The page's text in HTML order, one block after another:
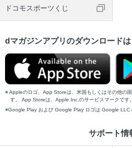
ドコモスポーツくじ
dマガジンアプリのダウンロードは
Appleのロゴ、App Storeは、米国もしくはその他の
す。 App Storeは、Apple Inc.のサービスマークです。
Google Play および Google Play ロゴは Google LLC
サポート情